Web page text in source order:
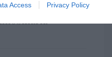
Access Privacy Policy
15,5% en julio y